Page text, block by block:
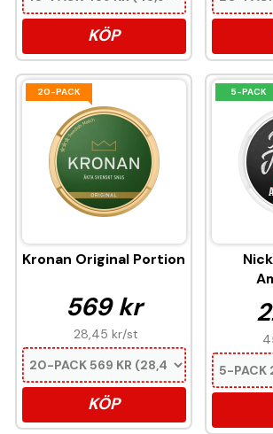
KÖP
20-PACK
Kronan Original Portion
569 kr
28,45 kr/st
KÖP
5-PACK